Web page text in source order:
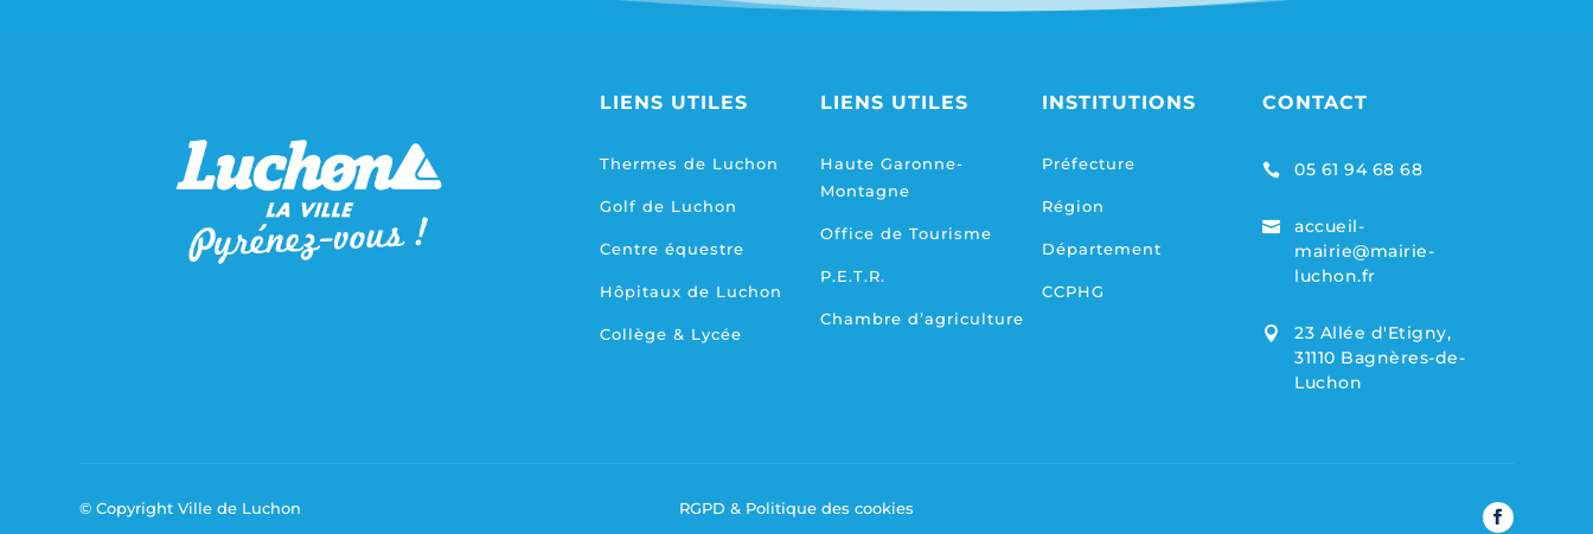
LIENS UTILES
Thermes de Luchon
Golf de Luchon
Centre équestre
Hôpitaux de Luchon
Collège & Lycée
LIENS UTILES
Haute Garonne-
Montagne
Office de Tourisme
P.E.T.R.
Chambre d’agriculture
INSTITUTIONS
Préfecture
Région
Département
CCPHG
CONTACT
 05 61 94 68 68

accueil-
mairie@mairie-
luchon.fr

23 Allée d'Etigny,
31110 Bagnères-de-
Luchon
© Copyright Ville de Luchon RGPD & Politique des cookies